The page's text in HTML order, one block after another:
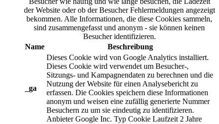
der Website oder ob der Besucher Fehlermeldungen angezeigt
bekommen. Alle Informationen, die diese Cookies sammeln,
sind zusammengefasst und anonym - sie können keinen
Besucher identifizieren.
Name
Beschreibung
_ga
Dieses Cookie wird von Google Analytics installiert.
Dieses Cookie wird verwendet um Besucher-,
Sitzungs- und Kampagnendaten zu berechnen und die
Nutzung der Website für einen Analysebericht zu
erfassen. Die Cookies speichern diese Informationen
anonym und weisen eine zufällig generierte Nummer
Besuchern zu um sie eindeutig zu identifizieren.
Anbieter Google Inc. Typ Cookie Laufzeit 2 Jahre